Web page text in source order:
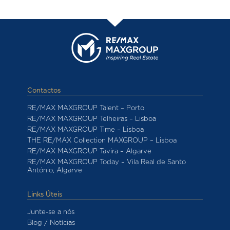
Contactos
RE/MAX MAXGROUP Talent – Porto
RE/MAX MAXGROUP Telheiras – Lisboa
RE/MAX MAXGROUP Time – Lisboa
THE RE/MAX Collection MAXGROUP – Lisboa
RE/MAX MAXGROUP Tavira – Algarve
RE/MAX MAXGROUP Today – Vila Real de Santo
António, Algarve
Links Úteis
Junte-se a nós
Blog / Notícias